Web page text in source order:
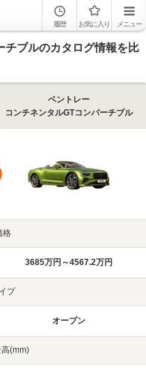
履歴 お気に入り メニュー
チブルのカタログ情報を比
ベントレー
コンチネンタルGTコンバーチブル
格
3685万円～4567.2万円
プ
オープン
(mm)